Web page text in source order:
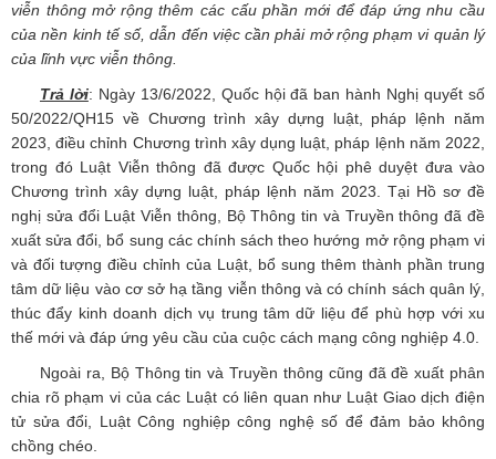
viễn thông mở rộng thêm các cấu phần mới để đáp ứng nhu cầu
của nền kinh tế số, dẫn đến việc cần phải mở rộng phạm vi quản lý
của lĩnh vực viễn thông.
Trả lời: Ngày 13/6/2022, Quốc hội đã ban hành Nghị quyết số
50/2022/QH15 về Chương trình xây dựng luật, pháp lệnh năm
2023, điều chỉnh Chương trình xây dụng luật, pháp lệnh năm 2022,
trong đó Luật Viễn thông đã được Quốc hội phê duyệt đưa vào
Chương trình xây dựng luật, pháp lệnh năm 2023. Tại Hồ sơ đề
nghị sửa đổi Luật Viễn thông, Bộ Thông tin và Truyền thông đã đề
xuất sửa đổi, bổ sung các chính sách theo hướng mở rộng phạm vi
và đối tượng điều chỉnh của Luật, bổ sung thêm thành phần trung
tâm dữ liệu vào cơ sở hạ tầng viễn thông và có chính sách quân lý,
thúc đẩy kinh doanh dịch vụ trung tâm dữ liệu để phù hợp với xu
thế mới và đáp ứng yêu cầu của cuộc cách mạng công nghiệp 4.0.
Ngoài ra, Bộ Thông tin và Truyền thông cũng đã đề xuất phân
chia rõ phạm vi của các Luật có liên quan như Luật Giao dịch điện
tử sửa đổi, Luật Công nghiệp công nghệ số để đảm bảo không
chồng chéo.